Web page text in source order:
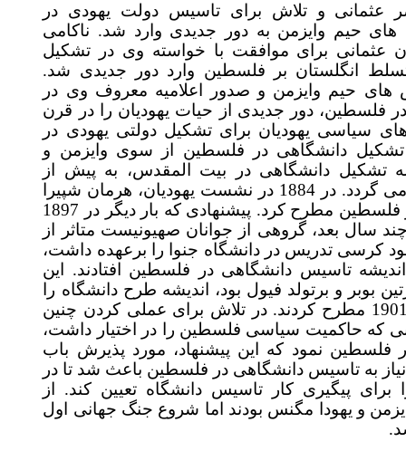
و تلاش برای تاسیس دولت یهودی در
حیم وایزمن به دور جدیدی وارد شد. ناکامی
برای موافقت با خواسته وی در تشکیل
انگلستان بر فلسطین وارد دور جدیدی شد.
های حیم وایزمن و صدور اعلامیه معروف وی در
دور جدیدی از حیات یهودیان را در قرن
سیاسی یهودیان برای تشکیل دولتی یهودی در
دانشگاهی در فلسطین از سوی وایزمن و
دانشگاهی در بیت المقدس، به پیش از
در 1884
در نشست یهودیان، هرمان شپیرا
پیشنهاد تاسیس دانشگاهی را در فلسطین مطرح کرد. پیشنهادی که بار دیگر در 1897
بعد، گروهی از جوانان صهیونیست متاثر از
تدریس در دانشگاه جنوا را برعهده داشت،
تاسیس دانشگاهی در فلسطین افتادند. این
و برتولد فیول بود، اندیشه طرح دانشگاه را
بار دیگر در نشست یهودیان در 1901 مطرح کردند. در تلاش برای عملی کردن چنین
که حاکمیت سیاسی فلسطین را در اختیار داشت،
نمود که این پیشنهاد، مورد پذیرش باب
به تاسیس دانشگاهی در فلسطین باعث شد تا در
برای پیگیری کار تاسیس دانشگاه تعیین کند. از
و یهودا مگنس بودند اما شروع جنگ جهانی اول